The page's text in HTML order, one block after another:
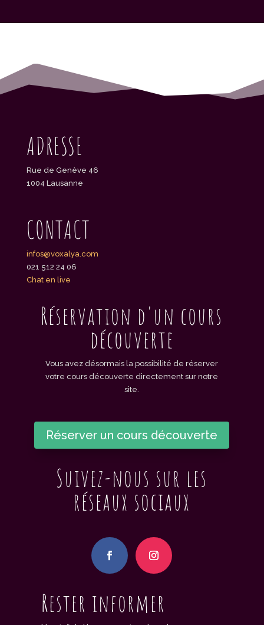
ADRESSE
Rue de Genève 46
1004 Lausanne
CONTACT
infos@voxalya.com
021 512 24 06
Chat en live
Réservation d'un cours
découverte
Vous avez désormais la possibilité de réserver
votre cours découverte directement sur notre
site.
Réserver un cours découverte
Suivez-nous sur les
réseaux sociaux
Rester informer